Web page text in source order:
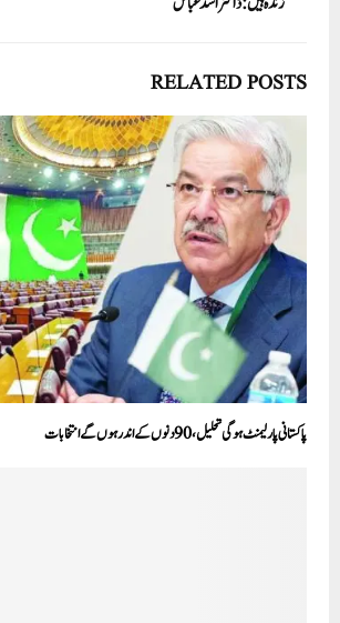
RELATED POSTS
پاکستانی پارلیمنٹ ہوگی تحلیل، 90دنوں کے اندر ہوں گے انتخابات